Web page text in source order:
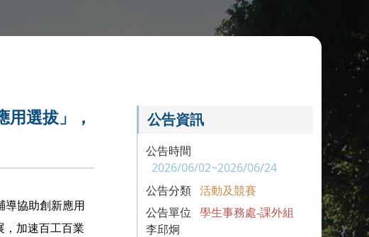
選拔」，
導協助創新應用
加速百工百業
公告資訊
公告時間
2026/06/02~2026/06/24
公告分類 活動及競賽
公告單位
學生事務處-課外組
李邱炯